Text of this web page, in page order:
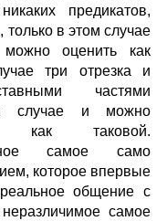
предикатов,
только в этом случае
оценить как
три отрезка и
частями
случае и можно
как таковой.
сaмое самo
которое впервые
общение с
неразличимое сaмое